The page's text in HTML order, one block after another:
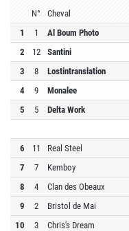
N° Cheval
1
1 Al Boum Photo
2
12 Santini
3
8 Lostintranslation
4
9 Monalee
5
5 Delta Work
6 11 Real Steel
7
7 Kemboy
8
4 Clan des Obeaux
9
2 Bristol de Mai
10
3 Chris's Dream